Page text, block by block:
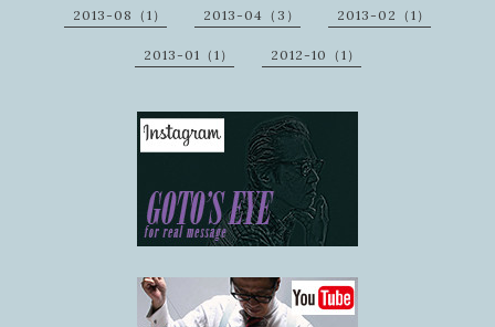
2013-08（1） 2013-04（3） 2013-02（1）
2013-01（1） 2012-10（1）